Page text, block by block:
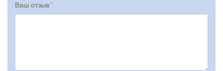
Ваш отзыв